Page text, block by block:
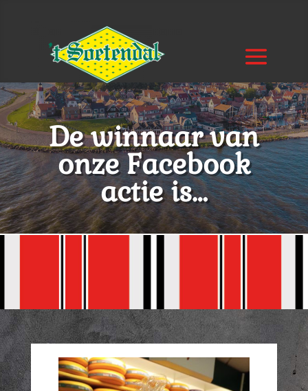
De winnaar van
onze Facebook
actie is…